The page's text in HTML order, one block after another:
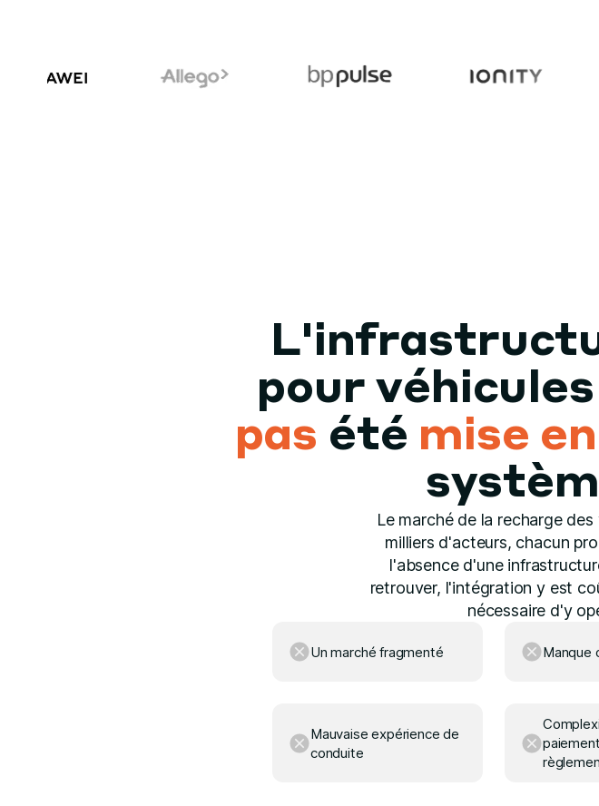
pour
pas été mise
Le marché de la recharge
milliers d'acteurs, chacun
l'absence d'une
retrouver, l'intégration y est
nécessaire d'y
Un marché fragmenté Manque
Mauvaise expérience de
conduite